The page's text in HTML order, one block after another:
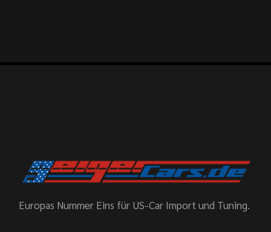
Europas Nummer Eins für US-Car Import und Tuning.